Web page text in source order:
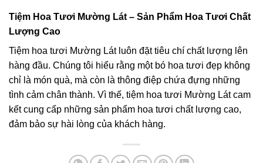
Tiệm Hoa Tươi Mường Lát – Sản Phẩm Hoa Tươi Chất
Lượng Cao
Tiệm hoa tươi Mường Lát luôn đặt tiêu chí chất lượng lên
hàng đầu. Chúng tôi hiểu rằng một bó hoa tươi đẹp không
chỉ là món quà, mà còn là thông điệp chứa đựng những
tình cảm chân thành. Vì thế, tiệm hoa tươi Mường Lát cam
kết cung cấp những sản phẩm hoa tươi chất lượng cao,
đảm bảo sự hài lòng của khách hàng.